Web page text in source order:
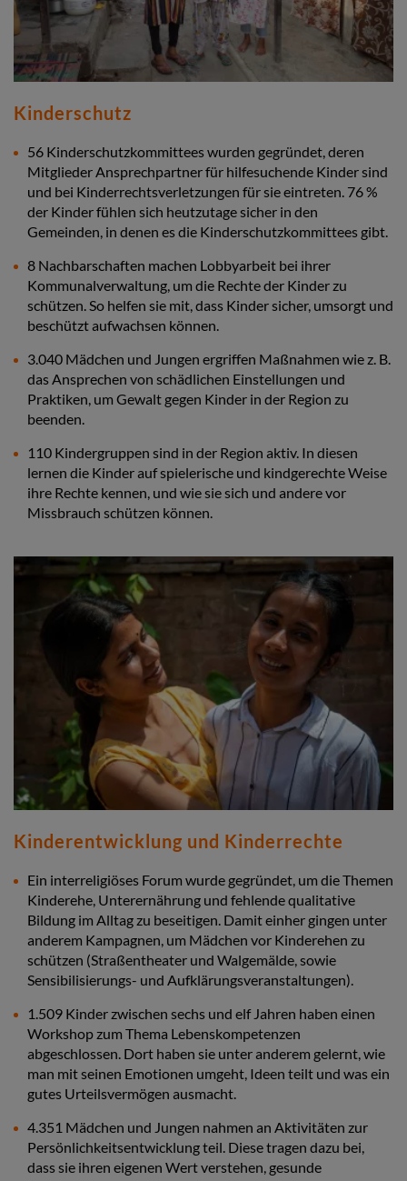
Kinderschutz
56 Kinderschutzkommittees wurden gegründet, deren
Mitglieder Ansprechpartner für hilfesuchende Kinder sind
und bei Kinderrechtsverletzungen für sie eintreten. 76 %
der Kinder fühlen sich heutzutage sicher in den
Gemeinden, in denen es die Kinderschutzkommittees gibt.
8 Nachbarschaften machen Lobbyarbeit bei ihrer
Kommunalverwaltung, um die Rechte der Kinder zu
schützen. So helfen sie mit, dass Kinder sicher, umsorgt und
beschützt aufwachsen können.
3.040 Mädchen und Jungen ergriffen Maßnahmen wie z. B.
das Ansprechen von schädlichen Einstellungen und
Praktiken, um Gewalt gegen Kinder in der Region zu
beenden.
110 Kindergruppen sind in der Region aktiv. In diesen
lernen die Kinder auf spielerische und kindgerechte Weise
ihre Rechte kennen, und wie sie sich und andere vor
Missbrauch schützen können.
Kinderentwicklung und Kinderrechte
Ein interreligiöses Forum wurde gegründet, um die Themen
Kinderehe, Unterernährung und fehlende qualitative
Bildung im Alltag zu beseitigen. Damit einher gingen unter
anderem Kampagnen, um Mädchen vor Kinderehen zu
schützen (Straßentheater und Walgemälde, sowie
Sensibilisierungs- und Aufklärungsveranstaltungen).
1.509 Kinder zwischen sechs und elf Jahren haben einen
Workshop zum Thema Lebenskompetenzen
abgeschlossen. Dort haben sie unter anderem gelernt, wie
man mit seinen Emotionen umgeht, Ideen teilt und was ein
gutes Urteilsvermögen ausmacht.
4.351 Mädchen und Jungen nahmen an Aktivitäten zur
Persönlichkeitsentwicklung teil. Diese tragen dazu bei,
dass sie ihren eigenen Wert verstehen, gesunde